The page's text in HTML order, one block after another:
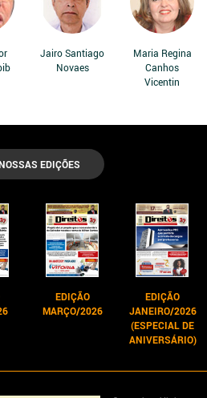
Jairo Santiago
Novaes
Maria Regina
Canhos
Vicentin
EDIÇÕES
EDIÇÃO
MARÇO/2026
EDIÇÃO
JANEIRO/2026
(ESPECIAL DE
ANIVERSÁRIO)